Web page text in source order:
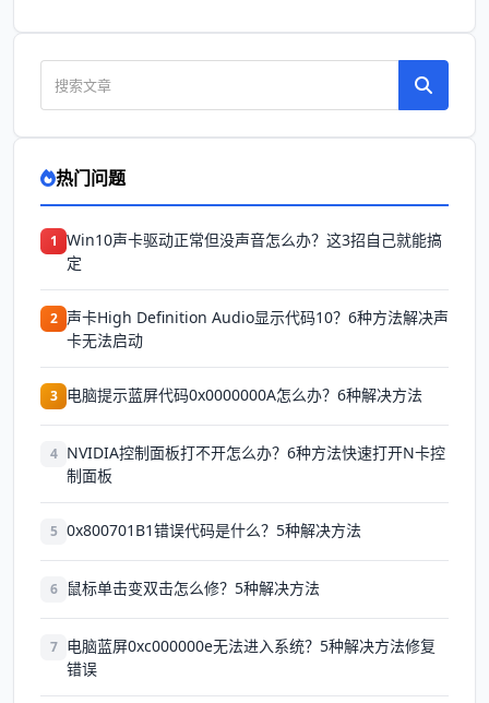
热门问题
1 Win10声卡驱动正常但没声音怎么办？这3招自己就能搞
定
2 声卡High Definition Audio显示代码10？6种方法解决声
卡无法启动
3 电脑提示蓝屏代码0x0000000A怎么办？6种解决方法
4 NVIDIA控制面板打不开怎么办？6种方法快速打开N卡控
制面板
5 0x800701B1错误代码是什么？5种解决方法
6 鼠标单击变双击怎么修？5种解决方法
7 电脑蓝屏0xc000000e无法进入系统？5种解决方法修复
错误